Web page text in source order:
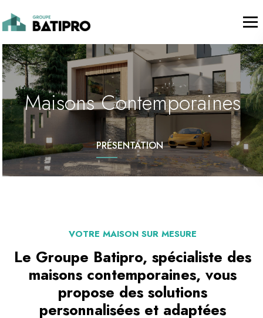
Maisons Contemporaines
PRÉSENTATION
VOTRE MAISON SUR MESURE
Le Groupe Batipro, spécialiste des
maisons contemporaines, vous
propose des solutions
personnalisées et adaptées